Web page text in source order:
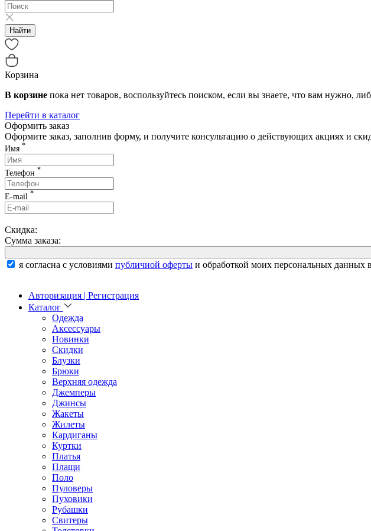
Найти
Корзина
В корзине пока нет товаров, воспользуйтесь поиском, если вы знаете, что вам нужно,
Перейти в каталог
Оформить заказ
Оформите заказ, заполнив форму, и получите консультацию о действующих акциях и
Имя *
Телефон *
E-mail *
Скидка:
Сумма заказа:
я согласна с условиями публичной оферты и обработкой моих персональных данных
Авторизация | Регистрация
Каталог
Одежда
Аксессуары
Новинки
Скидки
Блузки
Брюки
Верхняя одежда
Джемперы
Джинсы
Жакеты
Жилеты
Кардиганы
Куртки
Платья
Плащи
Поло
Пуловеры
Пуховики
Рубашки
Свитеры